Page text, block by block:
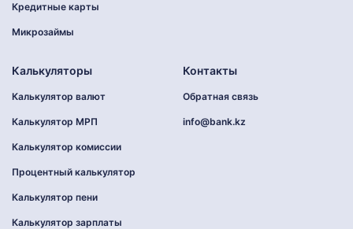
Кредитные карты
Микрозаймы
Калькуляторы
Калькулятор валют
Калькулятор МРП
Калькулятор комиссии
Процентный калькулятор
Калькулятор пени
Калькулятор зарплаты
Контакты
Обратная связь
info@bank.kz